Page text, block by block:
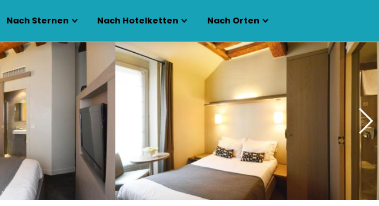
Nach Sternen Nach Hotelketten Nach Orten